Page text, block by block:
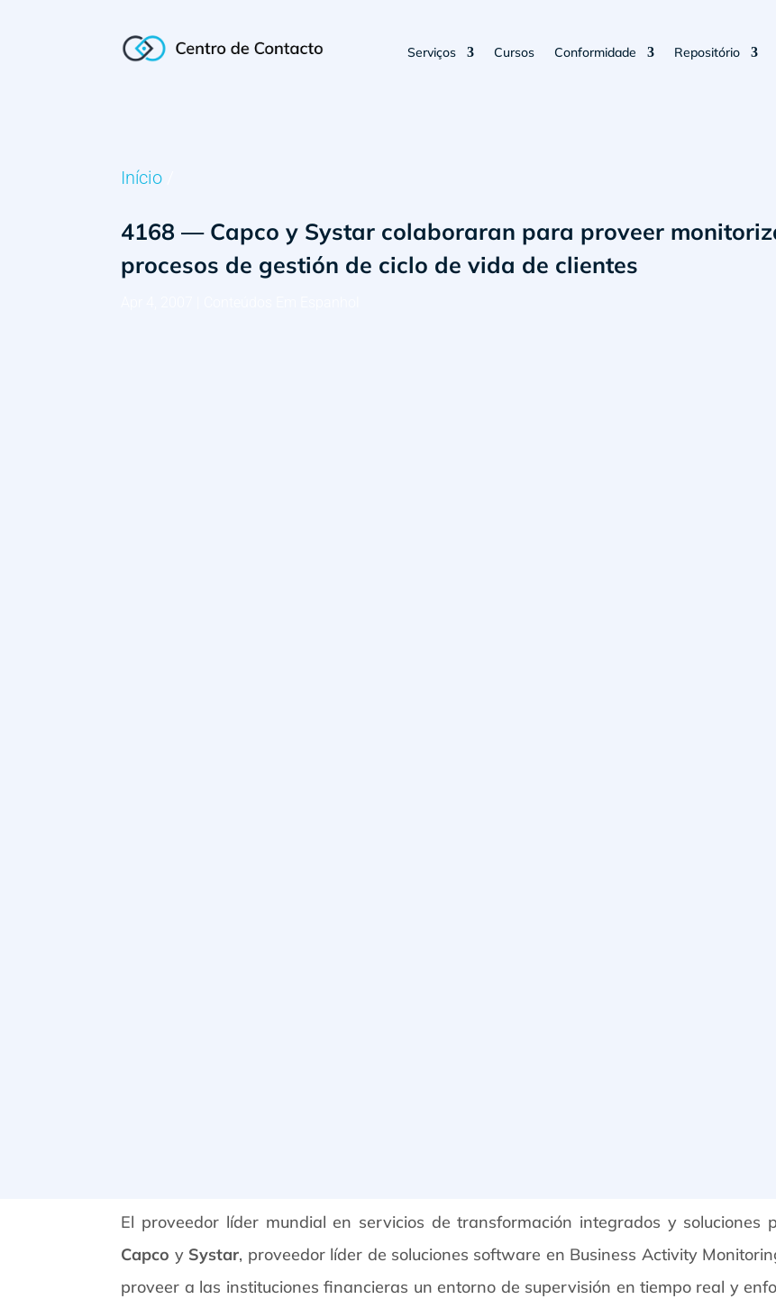
Serviços Cursos Conformidade Repositório
Início
4168 — Capco y Systar colaboraran para proveer
procesos de gestión de ciclo de vida de clientes
El proveedor líder mundial en servicios de transformación integrados y soluciones
Capco y Systar, proveedor líder de soluciones software en Business Activity
proveer a las instituciones financieras un entorno de supervisión en tiempo real y